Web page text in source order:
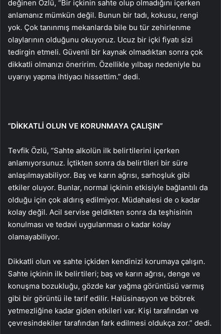
değinen Özlü, “Bir içkinin sahte olup olmadığını içerken
anlamanız mümkün değil. Bunun bir tadı, kokusu, rengi
yok. Çok tanınmış mekanlarda bile bu tür zehirlenme
olaylarının olduğunu okuyoruz. Ucuz bir içki fiyatı sizi
tedirgin etmeli. Güvenli bir kaynak olmadıktan sonra çok
dikkatli olmanızı öneririm. Özellikle yılbaşı nedeniyle bu
uyarıyı yapma ihtiyacı hissettim.” dedi.
“DİKKATLİ OLUN VE KORUNMAYA ÇALIŞIN”
Tevfik Özlü, “Sahte alkolün ilk belirtilerini içerken
anlamıyorsunuz. İçtikten sonra da belirtileri bir süre
anlaşılmayabiliyor. Baş ve karın ağrısı, sarhoşluk gibi
etkiler oluyor. Bunlar, normal içkinin etkisiyle bağlantılı da
olduğu için çok aldırış edilmiyor. Müdahalesi de o kadar
kolay değil. Acil servise geldikten sonra da teşhisinin
konulması ve tedavi uygulanması o kadar kolay
olamayabiliyor.
Dikkatli olun ve sahte içkiden kendinizi korumaya çalışın.
Sahte içkinin ilk belirtileri; baş ve karın ağrısı, denge ve
konuşma bozukluğu, gözde kar yağma görüntüsü varmış
gibi bir görüntü ile tarif edilir. Halüsinasyon ve böbrek
yetmezliğine kadar giden etkileri var. Kişi tarafından ve
çevresindekiler tarafından fark edilmesi oldukça zor.” dedi.